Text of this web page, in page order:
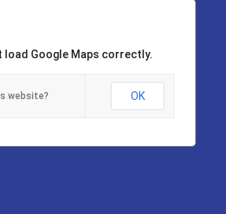
load Google Maps correctly.
website? OK